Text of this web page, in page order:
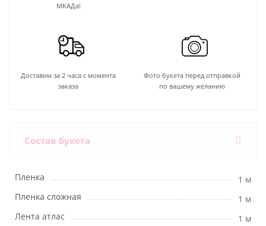
МКАДа!
Доставим за 2 часа с момента
заказа
Фото букета перед отправкой
по вашему желанию
Состав букета
Пленка
1 м
Пленка сложная
1 м
Лента атлас
1 м